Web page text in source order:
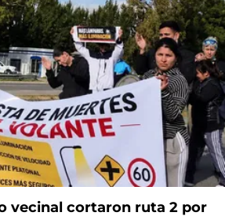
vecinal cortaron ruta 2 por